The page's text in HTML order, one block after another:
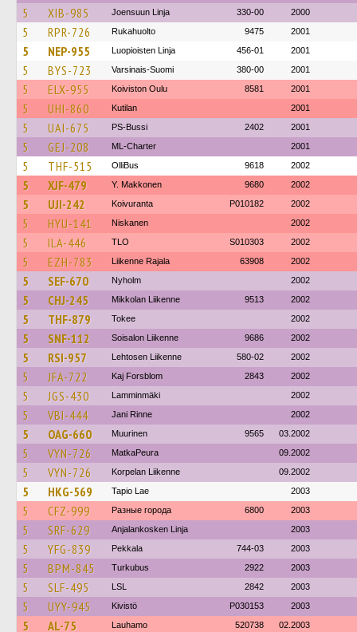
5 XIB-985 Joensuun Linja 330-00 2000
5 RPR-726 Rukahuolto 9475 2001
5 NEP-955 Luopioisten Linja 456-01 2001
5 BYS-723 Varsinais-Suomi 380-00 2001
5 ELX-955 Koiviston Oulu 8581 2001
5 UHI-860 Kutilan 2001
5 UAI-675 PS-Bussi 2402 2001
5 GEJ-208 ML-Charter 2001
5 THF-515 OlliBus 9618 2002
5 XJF-479 Y. Makkonen 9680 2002
5 UJI-242 Koivuranta P010182 2002
5 HYU-141 Niskanen 2002
5 ILA-446 TLO S010303 2002
5 EZH-783 Liikenne Rajala 63908 2002
5 SEF-670 Nyholm 2002
5 CHJ-245 Mikkolan Liikenne 9513 2002
5 THF-879 Tokee 2002
5 SNF-112 Soisalon Liikenne 9686 2002
5 RSI-957 Lehtosen Liikenne 580-02 2002
5 JFA-722 Kaj Forsblom 2843 2002
5 JGS-430 Lamminmäki 2002
5 VBI-444 Jani Rinne 2002
5 OAG-660 Muurinen 9565 03.2002
5 VYN-726 MatkaPeura 09.2002
5 VYN-726 Korpelan Liikenne 09.2002
5 HKG-569 Tapio Lae 2003
5 CFZ-999 Разные города 6800 2003
5 SRF-629 Anjalankosken Linja 2003
5 YFG-839 Pekkala 744-03 2003
5 BPM-845 Turkubus 2922 2003
5 SLF-495 LSL 2842 2003
5 UYY-945 Kivistö P030153 2003
5 AL-75 Lauhamo 520738 02.2003